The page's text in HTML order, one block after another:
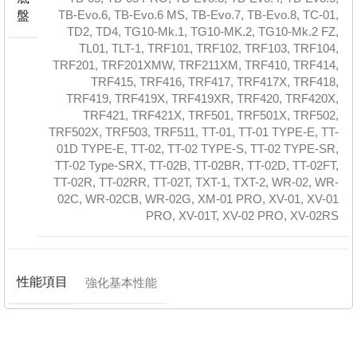
盤
TB-Evo.6, TB-Evo.6 MS, TB-Evo.7, TB-Evo.8, TC-01,
TD2, TD4, TG10-Mk.1, TG10-MK.2, TG10-Mk.2 FZ,
TL01, TLT-1, TRF101, TRF102, TRF103, TRF104,
TRF201, TRF201XMW, TRF211XM, TRF410, TRF414,
TRF415, TRF416, TRF417, TRF417X, TRF418,
TRF419, TRF419X, TRF419XR, TRF420, TRF420X,
TRF421, TRF421X, TRF501, TRF501X, TRF502,
TRF502X, TRF503, TRF511, TT-01, TT-01 TYPE-E, TT-
01D TYPE-E, TT-02, TT-02 TYPE-S, TT-02 TYPE-SR,
TT-02 Type-SRX, TT-02B, TT-02BR, TT-02D, TT-02FT,
TT-02R, TT-02RR, TT-02T, TXT-1, TXT-2, WR-02, WR-
02C, WR-02CB, WR-02G, XM-01 PRO, XV-01, XV-01
PRO, XV-01T, XV-02 PRO, XV-02RS
性能項目 強化基本性能